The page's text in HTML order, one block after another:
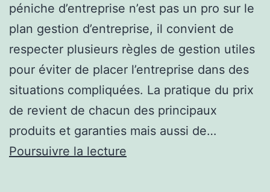
péniche d’entreprise n’est pas un pro sur le
plan gestion d’entreprise, il convient de
respecter plusieurs règles de gestion utiles
pour éviter de placer l’entreprise dans des
situations compliquées. La pratique du prix
de revient de chacun des principaux
produits et garanties mais aussi de…
Poursuivre la lecture